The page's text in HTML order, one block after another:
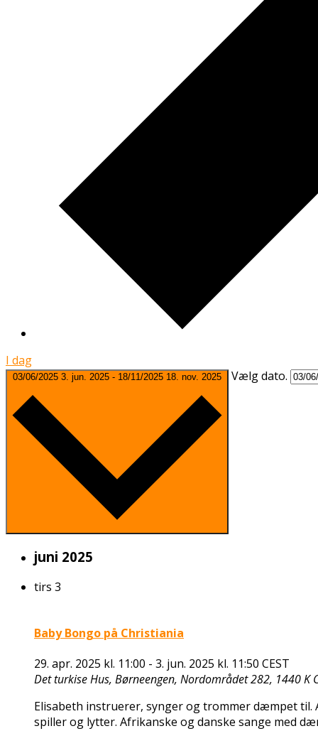
I dag
03/06/2025 3. jun. 2025 - 18/11/2025 18. nov. 2025 Vælg dato.
juni 2025
tirs 3
Baby Bongo på Christiania
29. apr. 2025 kl. 11:00 - 3. jun. 2025 kl. 11:50 CEST
Det turkise Hus, Børneengen, Nordområdet 282, 1440 K
Elisabeth instruerer, synger og trommer dæmpet til.
spiller og lytter. Afrikanske og danske sange med